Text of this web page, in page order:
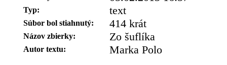
Typ: text
Súbor bol stiahnutý: 414 krát
Názov zbierky: Zo šuflíka
Autor textu: Marka Polo